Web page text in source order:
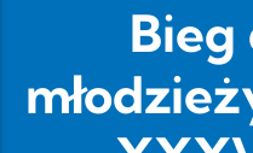
Bieg